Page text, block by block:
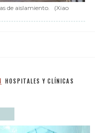
de aislamiento.
(Xiao
HOSPITALES Y CLÍNICAS